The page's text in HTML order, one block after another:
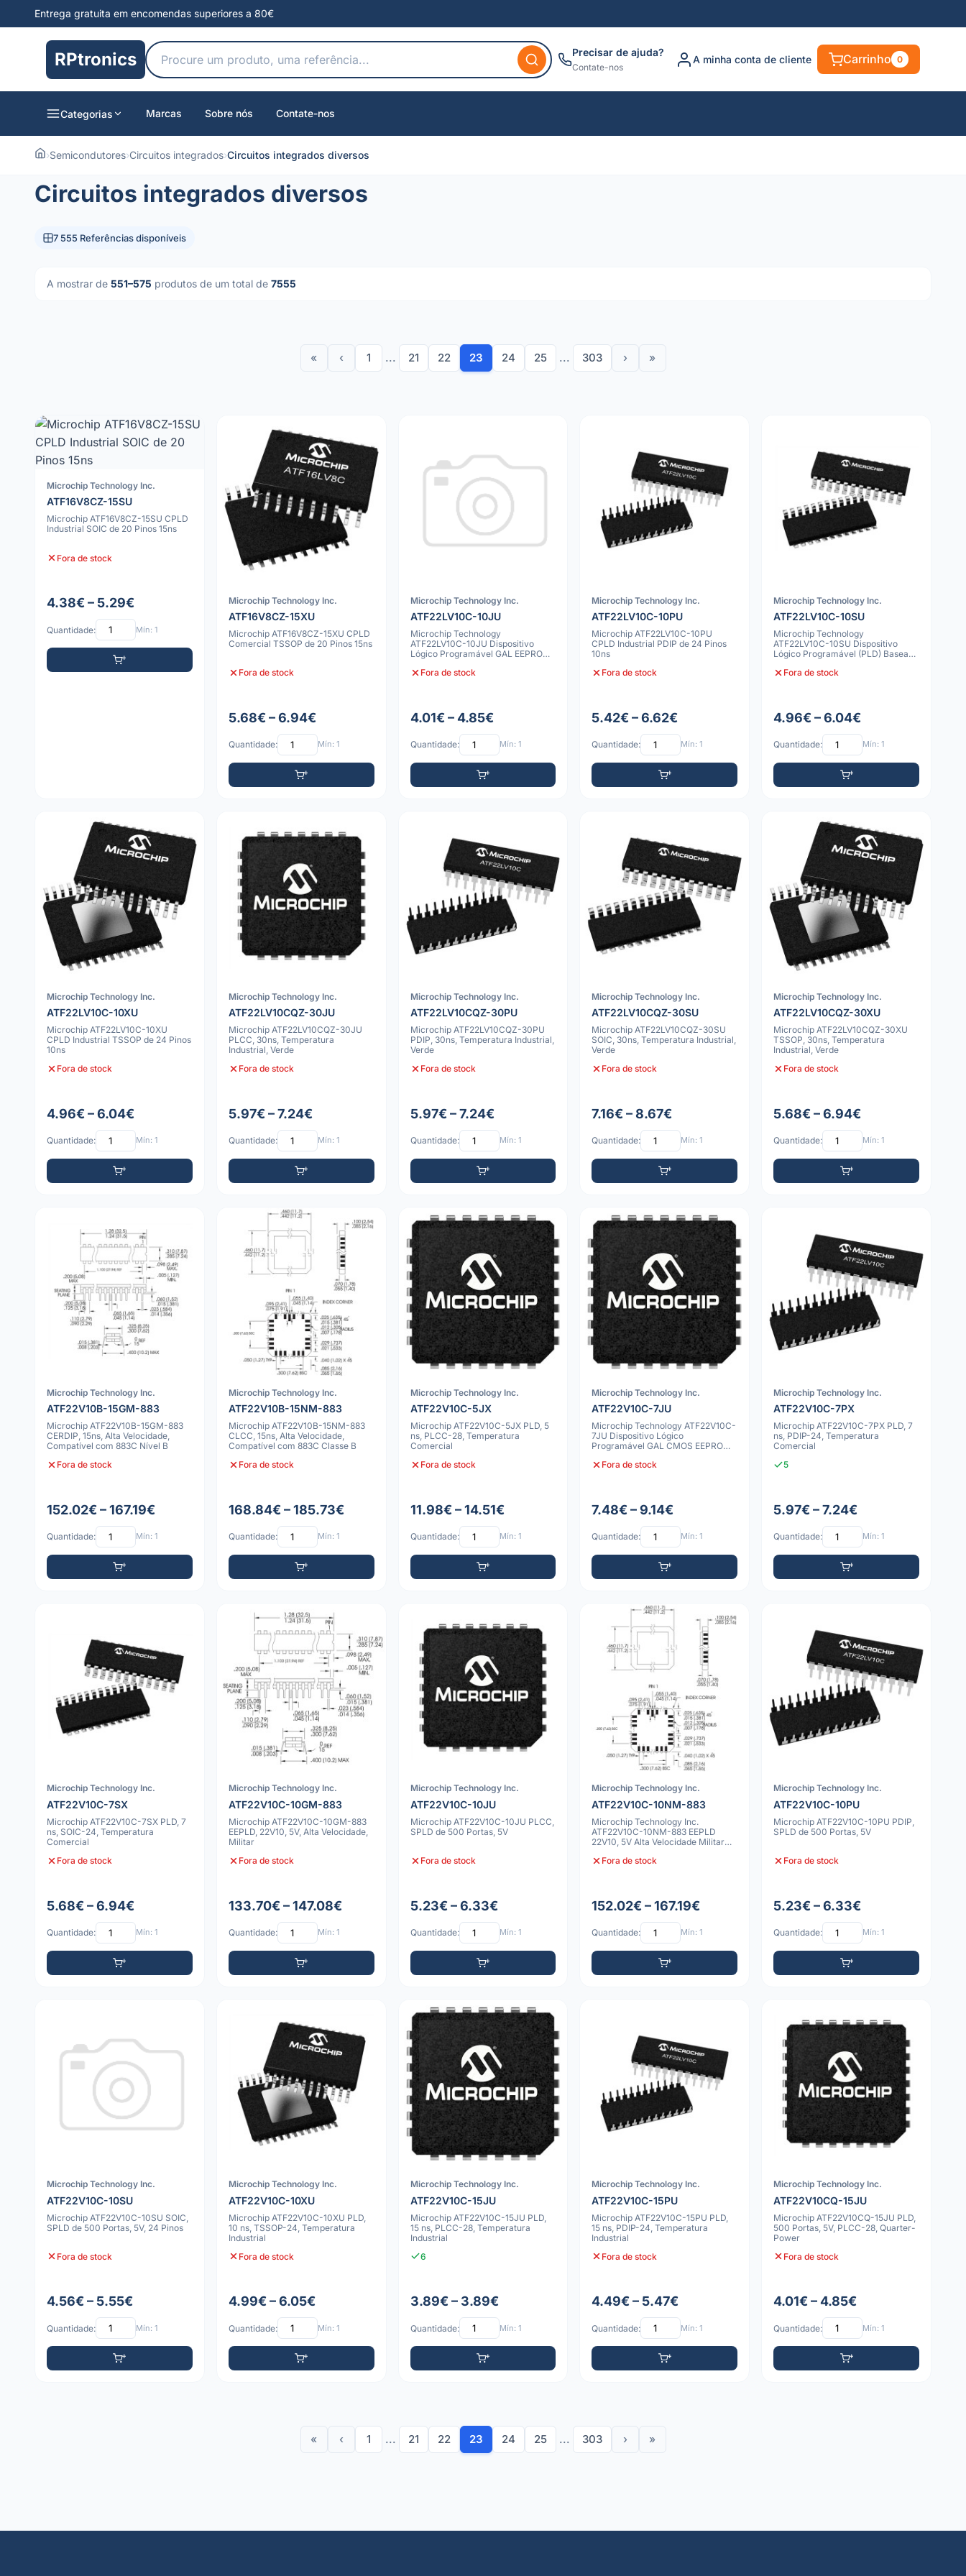
Entrega gratuita em encomendas superiores a 80€
RPtronics Precisar de ajuda?
Contate-nos
A minha conta de cliente Carrinho 0
Categorias Marcas Sobre nós Contate-nos
›Semicondutores›Circuitos integrados›Circuitos integrados diversos
Circuitos integrados diversos
7 555 Referências disponíveis
A mostrar de 551–575 produtos de um total de 7555
« ‹ 1 ... 21 22 23 24 25 ... 303 › »
Microchip Technology Inc.
ATF16V8CZ-15SU
Microchip ATF16V8CZ-15SU CPLD
Industrial SOIC de 20 Pinos 15ns
Fora de stock
4.38€ – 5.29€
Quantidade: Mín: 1
Microchip Technology Inc.
ATF16V8CZ-15XU
Microchip ATF16V8CZ-15XU CPLD
Comercial TSSOP de 20 Pinos 15ns
Fora de stock
5.68€ – 6.94€
Quantidade: Mín: 1
Microchip Technology Inc.
ATF22LV10C-10JU
Microchip Technology
ATF22LV10C-10JU Dispositivo
Lógico Programável GAL EEPROM
Fora de stock
4.01€ – 4.85€
Quantidade: Mín: 1
Microchip Technology Inc.
ATF22LV10C-10PU
Microchip ATF22LV10C-10PU
CPLD Industrial PDIP de 24 Pinos
10ns
Fora de stock
5.42€ – 6.62€
Quantidade: Mín: 1
Microchip Technology Inc.
ATF22LV10C-10SU
Microchip Technology
ATF22LV10C-10SU Dispositivo
Lógico Programável (PLD) Baseado
Fora de stock
4.96€ – 6.04€
Quantidade: Mín: 1
Microchip Technology Inc.
ATF22LV10C-10XU
Microchip ATF22LV10C-10XU
CPLD Industrial TSSOP de 24 Pinos
10ns
Fora de stock
4.96€ – 6.04€
Quantidade: Mín: 1
Microchip Technology Inc.
ATF22LV10CQZ-30JU
Microchip ATF22LV10CQZ-30JU
PLCC, 30ns, Temperatura
Industrial, Verde
Fora de stock
5.97€ – 7.24€
Quantidade: Mín: 1
Microchip Technology Inc.
ATF22LV10CQZ-30PU
Microchip ATF22LV10CQZ-30PU
PDIP, 30ns, Temperatura Industrial,
Verde
Fora de stock
5.97€ – 7.24€
Quantidade: Mín: 1
Microchip Technology Inc.
ATF22LV10CQZ-30SU
Microchip ATF22LV10CQZ-30SU
SOIC, 30ns, Temperatura Industrial,
Verde
Fora de stock
7.16€ – 8.67€
Quantidade: Mín: 1
Microchip Technology Inc.
ATF22LV10CQZ-30XU
Microchip ATF22LV10CQZ-30XU
TSSOP, 30ns, Temperatura
Industrial, Verde
Fora de stock
5.68€ – 6.94€
Quantidade: Mín: 1
Microchip Technology Inc.
ATF22V10B-15GM-883
Microchip ATF22V10B-15GM-883
CERDIP, 15ns, Alta Velocidade,
Compatível com 883C Nível B
Fora de stock
152.02€ – 167.19€
Quantidade: Mín: 1
Microchip Technology Inc.
ATF22V10B-15NM-883
Microchip ATF22V10B-15NM-883
CLCC, 15ns, Alta Velocidade,
Compatível com 883C Classe B
Fora de stock
168.84€ – 185.73€
Quantidade: Mín: 1
Microchip Technology Inc.
ATF22V10C-5JX
Microchip ATF22V10C-5JX PLD, 5
ns, PLCC-28, Temperatura
Comercial
Fora de stock
11.98€ – 14.51€
Quantidade: Mín: 1
Microchip Technology Inc.
ATF22V10C-7JU
Microchip Technology ATF22V10C-
7JU Dispositivo Lógico
Programável GAL CMOS EEPROM
Fora de stock
7.48€ – 9.14€
Quantidade: Mín: 1
Microchip Technology Inc.
ATF22V10C-7PX
Microchip ATF22V10C-7PX PLD, 7
ns, PDIP-24, Temperatura
Comercial
5
5.97€ – 7.24€
Quantidade: Mín: 1
Microchip Technology Inc.
ATF22V10C-7SX
Microchip ATF22V10C-7SX PLD, 7
ns, SOIC-24, Temperatura
Comercial
Fora de stock
5.68€ – 6.94€
Quantidade: Mín: 1
Microchip Technology Inc.
ATF22V10C-10GM-883
Microchip ATF22V10C-10GM-883
EEPLD, 22V10, 5V, Alta Velocidade,
Militar
Fora de stock
133.70€ – 147.08€
Quantidade: Mín: 1
Microchip Technology Inc.
ATF22V10C-10JU
Microchip ATF22V10C-10JU PLCC,
SPLD de 500 Portas, 5V
Fora de stock
5.23€ – 6.33€
Quantidade: Mín: 1
Microchip Technology Inc.
ATF22V10C-10NM-883
Microchip Technology Inc.
ATF22V10C-10NM-883 EEPLD
22V10, 5V Alta Velocidade Militar
Fora de stock
152.02€ – 167.19€
Quantidade: Mín: 1
Microchip Technology Inc.
ATF22V10C-10PU
Microchip ATF22V10C-10PU PDIP,
SPLD de 500 Portas, 5V
Fora de stock
5.23€ – 6.33€
Quantidade: Mín: 1
Microchip Technology Inc.
ATF22V10C-10SU
Microchip ATF22V10C-10SU SOIC,
SPLD de 500 Portas, 5V, 24 Pinos
Fora de stock
4.56€ – 5.55€
Quantidade: Mín: 1
Microchip Technology Inc.
ATF22V10C-10XU
Microchip ATF22V10C-10XU PLD,
10 ns, TSSOP-24, Temperatura
Industrial
Fora de stock
4.99€ – 6.05€
Quantidade: Mín: 1
Microchip Technology Inc.
ATF22V10C-15JU
Microchip ATF22V10C-15JU PLD,
15 ns, PLCC-28, Temperatura
Industrial
6
3.89€ – 3.89€
Quantidade: Mín: 1
Microchip Technology Inc.
ATF22V10C-15PU
Microchip ATF22V10C-15PU PLD,
15 ns, PDIP-24, Temperatura
Industrial
Fora de stock
4.49€ – 5.47€
Quantidade: Mín: 1
Microchip Technology Inc.
ATF22V10CQ-15JU
Microchip ATF22V10CQ-15JU PLD,
500 Portas, 5V, PLCC-28, Quarter-
Power
Fora de stock
4.01€ – 4.85€
Quantidade: Mín: 1
« ‹ 1 ... 21 22 23 24 25 ... 303 › »